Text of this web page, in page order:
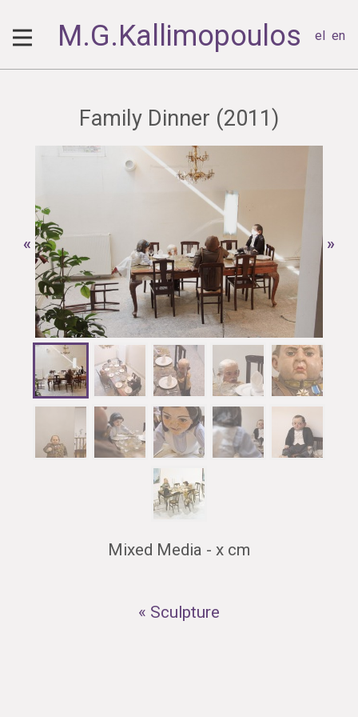
M.G.Kallimopoulos el en
Family Dinner (2011)
« »
Mixed Media - x cm
« Sculpture